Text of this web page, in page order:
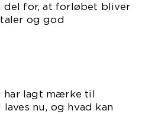
del for, at forløbet bliver
og god
har lagt mærke til
nu, og hvad kan